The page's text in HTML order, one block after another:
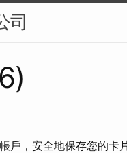
司
戶，安全地保存您的卡